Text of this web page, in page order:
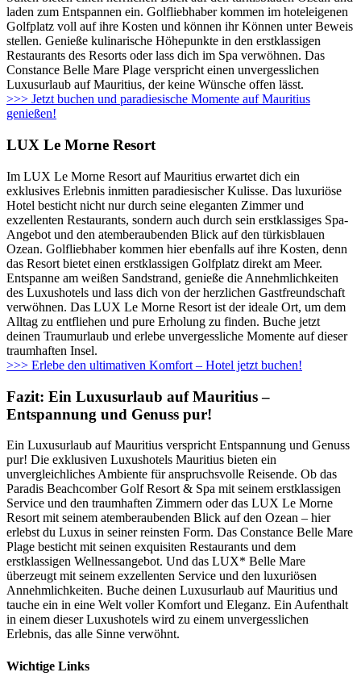
laden zum Entspannen ein. Golfliebhaber kommen im hoteleigenen
Golfplatz voll auf ihre Kosten und können ihr Können unter Beweis
stellen. Genieße kulinarische Höhepunkte in den erstklassigen
Restaurants des Resorts oder lass dich im Spa verwöhnen. Das
Constance Belle Mare Plage verspricht einen unvergesslichen
Luxusurlaub auf Mauritius, der keine Wünsche offen lässt.
>>> Jetzt buchen und paradiesische Momente auf Mauritius
genießen!
LUX Le Morne Resort
Im LUX Le Morne Resort auf Mauritius erwartet dich ein
exklusives Erlebnis inmitten paradiesischer Kulisse. Das luxuriöse
Hotel besticht nicht nur durch seine eleganten Zimmer und
exzellenten Restaurants, sondern auch durch sein erstklassiges Spa-
Angebot und den atemberaubenden Blick auf den türkisblauen
Ozean. Golfliebhaber kommen hier ebenfalls auf ihre Kosten, denn
das Resort bietet einen erstklassigen Golfplatz direkt am Meer.
Entspanne am weißen Sandstrand, genieße die Annehmlichkeiten
des Luxushotels und lass dich von der herzlichen Gastfreundschaft
verwöhnen. Das LUX Le Morne Resort ist der ideale Ort, um dem
Alltag zu entfliehen und pure Erholung zu finden. Buche jetzt
deinen Traumurlaub und erlebe unvergessliche Momente auf dieser
traumhaften Insel.
>>> Erlebe den ultimativen Komfort – Hotel jetzt buchen!
Fazit: Ein Luxusurlaub auf Mauritius –
Entspannung und Genuss pur!
Ein Luxusurlaub auf Mauritius verspricht Entspannung und Genuss
pur! Die exklusiven Luxushotels Mauritius bieten ein
unvergleichliches Ambiente für anspruchsvolle Reisende. Ob das
Paradis Beachcomber Golf Resort & Spa mit seinem erstklassigen
Service und den traumhaften Zimmern oder das LUX Le Morne
Resort mit seinem atemberaubenden Blick auf den Ozean – hier
erlebst du Luxus in seiner reinsten Form. Das Constance Belle Mare
Plage besticht mit seinen exquisiten Restaurants und dem
erstklassigen Wellnessangebot. Und das LUX* Belle Mare
überzeugt mit seinem exzellenten Service und den luxuriösen
Annehmlichkeiten. Buche deinen Luxusurlaub auf Mauritius und
tauche ein in eine Welt voller Komfort und Eleganz. Ein Aufenthalt
in einem dieser Luxushotels wird zu einem unvergesslichen
Erlebnis, das alle Sinne verwöhnt.
Wichtige Links